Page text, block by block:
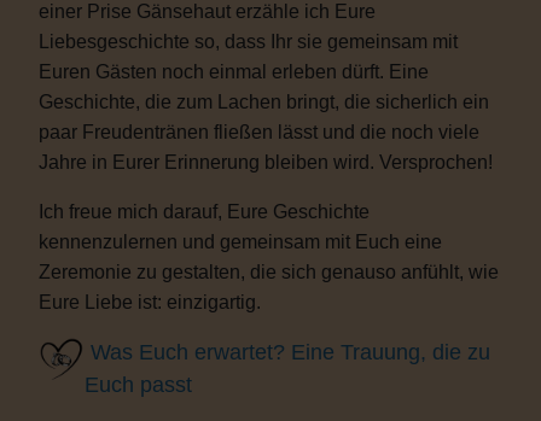
einer Prise Gänsehaut erzähle ich Eure
Liebesgeschichte so, dass Ihr sie gemeinsam mit
Euren Gästen noch einmal erleben dürft. Eine
Geschichte, die zum Lachen bringt, die sicherlich ein
paar Freudentränen fließen lässt und die noch viele
Jahre in Eurer Erinnerung bleiben wird. Versprochen!
Ich freue mich darauf, Eure Geschichte
kennenzulernen und gemeinsam mit Euch eine
Zeremonie zu gestalten, die sich genauso anfühlt, wie
Eure Liebe ist: einzigartig.
Was Euch erwartet? Eine Trauung, die zu
Euch passt